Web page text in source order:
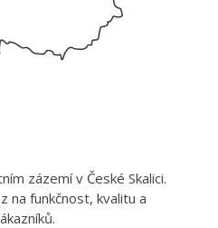
zázemí v České Skalici.
na funkčnost, kvalitu a